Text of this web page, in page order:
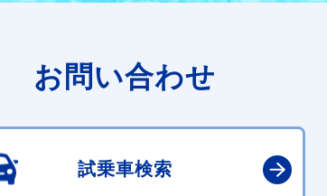
お問い合わせ
試乗車検索